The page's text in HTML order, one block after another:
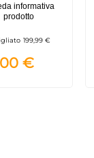
informativa
prodotto
199,99 €
€